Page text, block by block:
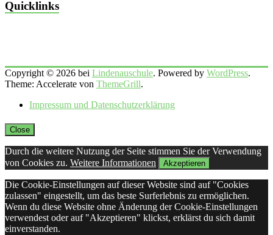
Quicklinks
Copyright © 2026 bei Lindenauschule. Powered by WordPress.
Theme: Accelerate von ThemeGrill.
Impressum und Datenschutzerklärung
Close
Durch die weitere Nutzung der Seite stimmen Sie der Verwendung
von Cookies zu. Weitere Informationen Akzeptieren
Die Cookie-Einstellungen auf dieser Website sind auf "Cookies
zulassen" eingestellt, um das beste Surferlebnis zu ermöglichen.
Wenn du diese Website ohne Änderung der Cookie-Einstellungen
verwendest oder auf "Akzeptieren" klickst, erklärst du sich damit
einverstanden.